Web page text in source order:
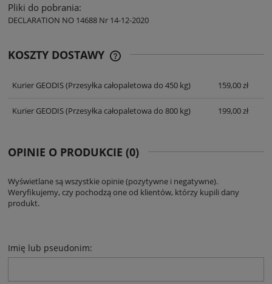
Pliki do pobrania:
DECLARATION NO 14688 Nr 14-12-2020
KOSZTY DOSTAWY
Kurier GEODIS(Przesyłka całopaletowa do 450 kg) 159,00 zł
Kurier GEODIS(Przesyłka całopaletowa do 800 kg) 199,00 zł
OPINIE O PRODUKCIE (0)
Wyświetlane są wszystkie opinie (pozytywne i negatywne).
Weryfikujemy, czy pochodzą one od klientów, którzy kupili dany
produkt.
Imię lub pseudonim: